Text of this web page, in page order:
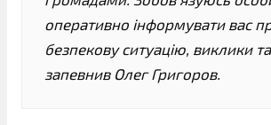
оперативно інформувати вас
безпекову ситуацію, виклики
запевнив Олег Григоров.